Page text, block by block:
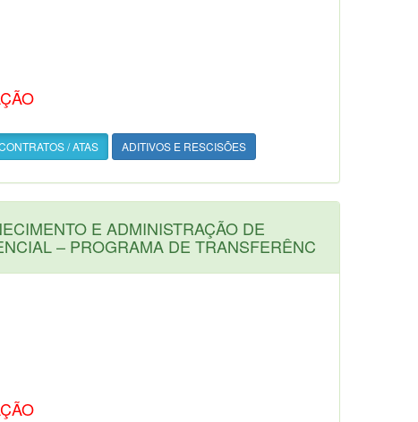
/ ATAS ADITIVOS E RESCISÕES
E ADMINISTRAÇÃO DE
– PROGRAMA DE TRANSFERÊNC